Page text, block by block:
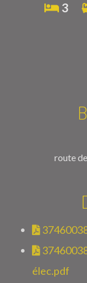
3
route
élec.pdf